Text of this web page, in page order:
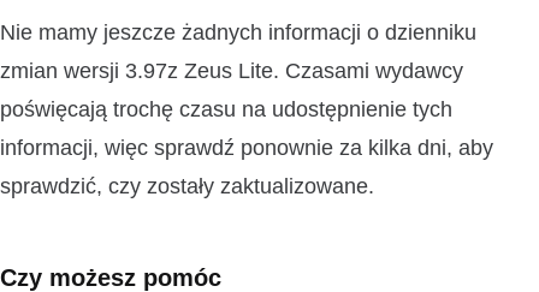
Nie mamy jeszcze żadnych informacji o dzienniku
zmian wersji 3.97z Zeus Lite. Czasami wydawcy
poświęcają trochę czasu na udostępnienie tych
informacji, więc sprawdź ponownie za kilka dni, aby
sprawdzić, czy zostały zaktualizowane.
Czy możesz pomóc